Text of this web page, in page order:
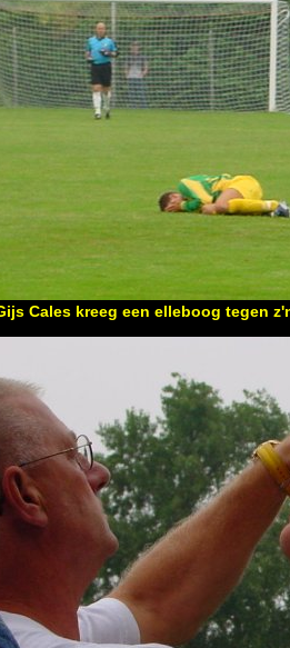
Cales kreeg een elleboog tegen